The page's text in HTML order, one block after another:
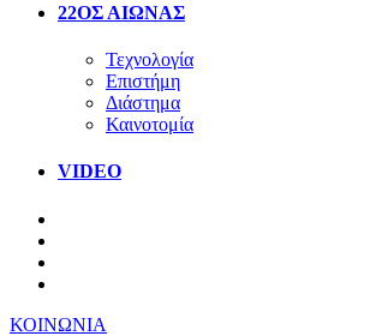
22ΟΣ ΑΙΩΝΑΣ
Τεχνολογία
Επιστήμη
Διάστημα
Καινοτομία
VIDEO
ΚΟΙΝΩΝΙΑ